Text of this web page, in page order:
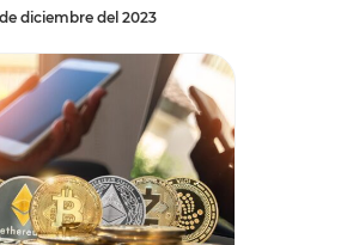
diciembre del 2023